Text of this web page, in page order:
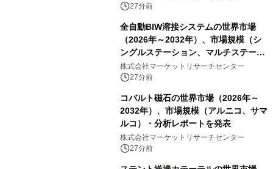
27分前
全自動BIW溶接システムの世界市場
（2026年～2032年）、市場規模（シ
ングルステーション、マルチステーシ
ョン）・分析レポートを発表
株式会社マーケットリサーチセンター
27分前
コバルト磁石の世界市場（2026年～
2032年）、市場規模（アルニコ、サマ
ルコ）・分析レポートを発表
株式会社マーケットリサーチセンター
27分前